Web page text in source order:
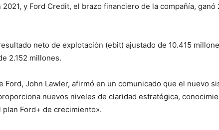
y Ford Credit, el brazo financiero de la compañía, ganó
neto de explotación (ebit) ajustado de 10.415
2.152 millones.
Ford, John Lawler, afirmó en un comunicado que el nuevo
nuevos niveles de claridad estratégica,
Ford+ de crecimiento».